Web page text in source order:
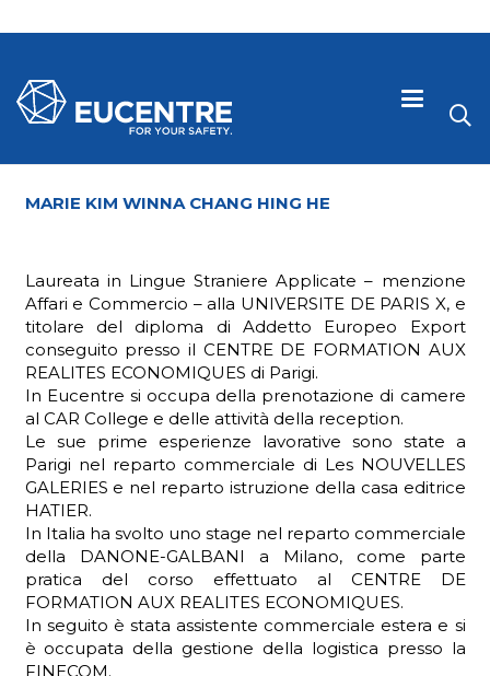
MARIE KIM WINNA CHANG HING HE
Laureata in Lingue Straniere Applicate – menzione
Affari e Commercio – alla UNIVERSITE DE PARIS X, e
titolare del diploma di Addetto Europeo Export
conseguito presso il CENTRE DE FORMATION AUX
REALITES ECONOMIQUES di Parigi.
In Eucentre si occupa della prenotazione di camere
al CAR College e delle attività della reception.
Le sue prime esperienze lavorative sono state a
Parigi nel reparto commerciale di Les NOUVELLES
GALERIES e nel reparto istruzione della casa editrice
HATIER.
In Italia ha svolto uno stage nel reparto commerciale
della DANONE-GALBANI a Milano, come parte
pratica del corso effettuato al CENTRE DE
FORMATION AUX REALITES ECONOMIQUES.
In seguito è stata assistente commerciale estera e si
è occupata della gestione della logistica presso la
FINECOM.